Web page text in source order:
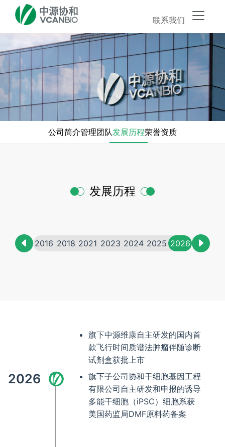
联系我们
公司简介管理团队发展历程荣誉资质
发展历程
2026
2025
2024
2023
2021
2018
2016
2026
旗下中源维康自主研发的国内首
款飞行时间质谱法肿瘤伴随诊断
试剂盒获批上市
旗下子公司协和干细胞基因工程
有限公司自主研发和申报的诱导
多能干细胞（iPSC）细胞系获
美国药监局DMF原料药备案